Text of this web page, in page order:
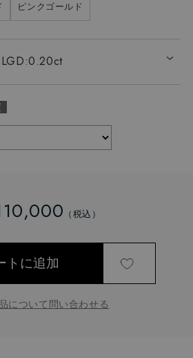
ピンクゴールド
LGD:0.20ct
LGD:0.50ct
について問い合わせる